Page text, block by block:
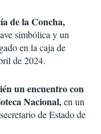
de la Concha,
simbólica y un
en la caja de
de 2024.
un encuentro con
Nacional,en un
de Estado de